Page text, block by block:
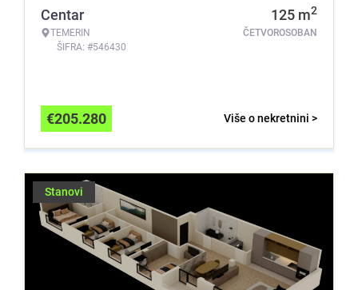
Centar
TEMERIN
ŠIFRA: #546430
125 m2
ČETVOROSOBAN
Više o nekretnini >
€205.280
Stanovi